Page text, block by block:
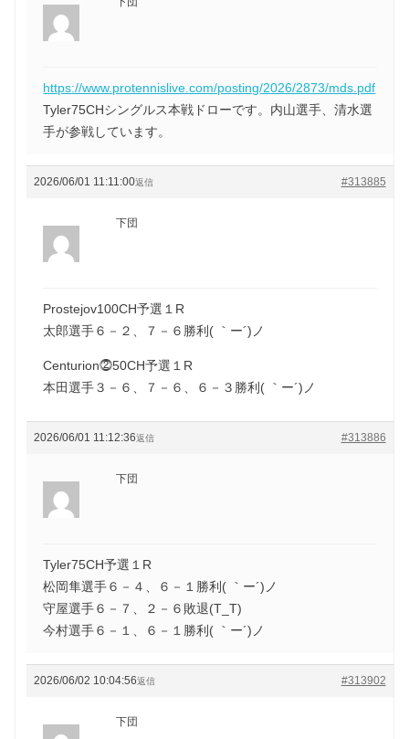
https://www.protennislive.com/posting/2026/2873/mds.pdf
Tyler75CHシングルス本戦ドローです。内山選手、清水選
手が参戦しています。
2026/06/01 11:11:00 #313885
返信
下団
Prostejov100CH予選１R
太郎選手６－２、７－６勝利( ｀ー´)ノ
Centurion⓶50CH予選１R
本田選手３－６、７－６、６－３勝利( ｀ー´)ノ
2026/06/01 11:12:36 #313886
返信
下団
Tyler75CH予選１R
松岡隼選手６－４、６－１勝利( ｀ー´)ノ
守屋選手６－７、２－６敗退(T_T)
今村選手６－１、６－１勝利( ｀ー´)ノ
2026/06/02 10:04:56 #313902
返信
下団